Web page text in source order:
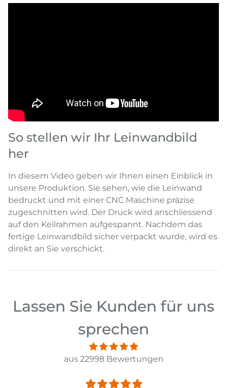
So stellen wir Ihr Leinwandbild
her
In diesem Video geben wir Ihnen einen Einblick in
unsere Produktion. Sie sehen, wie die Leinwand
bedruckt und mit einer CNC Maschine präzise
zugeschnitten wird. Der Druck wird anschliessend
auf den Keilrahmen aufgespannt. Nachdem das
fertige Leinwandbild sicher verpackt wurde, wird es
direkt an Sie verschickt.
Lassen Sie Kunden für uns
sprechen
aus 22998 Bewertungen